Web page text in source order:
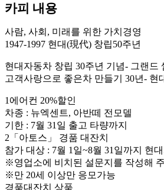
카피 내용
사람, 사회, 미래를 위한 가치경영
1947-1997 현대(現代) 창립50주년
현대자동차 창립 30주년 기념- 그랜드
고객사랑으로 좋은차 만들기 30년-
1에어컨 20%할인
차종 : 뉴엑센트, 아반떼 전모델
기한 : 7월 31일 출고 타량까지
2「아토스」 경품 대잔치
참가 대상 : 7월 1일~8월 31일까지 현
※영업소에 비치된 설문지를 작성해
※만 20세 이상만 응모가능
경품대잔치 상품